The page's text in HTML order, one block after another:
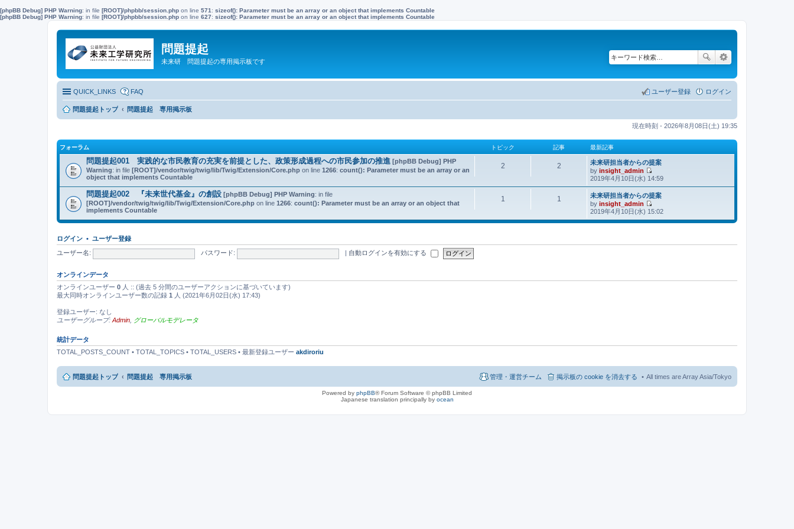
[phpBB Debug] PHP Warning: in file [ROOT]/phpbb/session.php on line 571 : sizeof(): Parameter must be an array or an object that implements Countable
[phpBB Debug] PHP Warning: in file [ROOT]/phpbb/session.php on line 627: sizeof(): Parameter must be an array or an object that implements Countable
問題提起
未来研 問題提起の専用掲示板です
QUICK_LINKS FAQ ログイン
ユーザー登録
問題提起トップ 問題提起 専用掲示板
現在時刻 - 2026年8月08日(土) 19:35
フォーラム トピック 記事 最新記事
問題提起001 実践的な市民教育の充実を前提とした、政策形成過程への市民参加の推進 [phpBB Debug] PHP
Warning: in file [ROOT]/vendor/twig/twig/lib/Twig/Extension/Core.php on line 1266: count(): Parameter must be an array or an
object that implements Countable
2 2
未来研担当者からの提案
by insight_admin
最
新
記
2019年4月10日(水) 14:59
問題提起002 『未来世代基金』の創設 [phpBB Debug] PHP Warning: in file
[ROOT]/vendor/twig/twig/lib/Twig/Extension/Core.php on line 1266: count(): Parameter must be an array or an object that
implements Countable
1 1
未来研担当者からの提案
by insight_admin
最
新
2019年4月10日(水) 15:02
ログイン • ユーザー登録
ユーザー名: パスワード: 自動ログインを有効にする
オンラインデータ
オンラインユーザー 0 人 :: (過去 5 分間のユーザーアクションに基づいています)
最大同時オンラインユーザー数の記録 1 人 (2021年6月02日(水) 17:43)
登録ユーザー: なし
ユーザーグループ: Admin グローバルモデレータ
統計データ
TOTAL_POSTS_COUNT • TOTAL_TOPICS • TOTAL_USERS • 最新登録ユーザー akdiroriu
問題提起トップ 問題提起 専用掲示板 All times are Array Asia/Tokyo
掲示板の cookie を消去する
管理・運営チーム
Powered by phpBB® Forum Software © phpBB Limited
Japanese translation principally by ocean